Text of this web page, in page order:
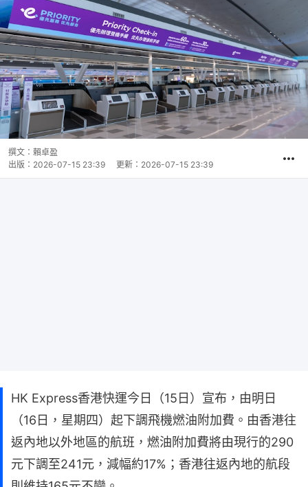
撰文： 賴卓盈
出版： 2026-07-15 23:39 更新： 2026-07-15 23:39
HK Express香港快運今日（15日）宣布，由明日
（16日，星期四）起下調飛機燃油附加費。由香港往
返內地以外地區的航班，燃油附加費將由現行的290
元下調至241元，減幅約17%；香港往返內地的航段